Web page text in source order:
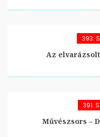
393.
Az
391.
Művészsors –